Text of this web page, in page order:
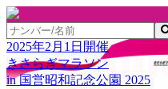
2025年2月1日開催
きさらぎマラソン
in 国営昭和記念公園 2025